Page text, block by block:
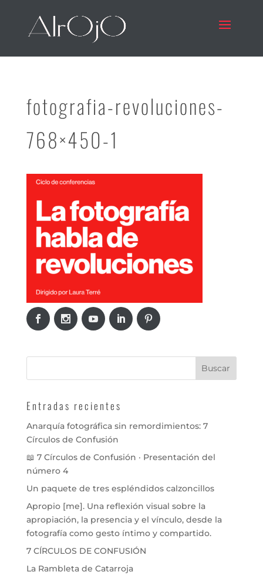
fotografia-revoluciones-
768×450-1
Entradas recientes
Anarquía fotográfica sin remordimientos: 7
Círculos de Confusión
📖 7 Círculos de Confusión · Presentación del
número 4
Un paquete de tres espléndidos calzoncillos
Apropio [me]. Una reflexión visual sobre la
apropiación, la presencia y el vínculo, desde la
fotografía como gesto íntimo y compartido.
7 CÍRCULOS DE CONFUSIÓN
La Rambleta de Catarroja